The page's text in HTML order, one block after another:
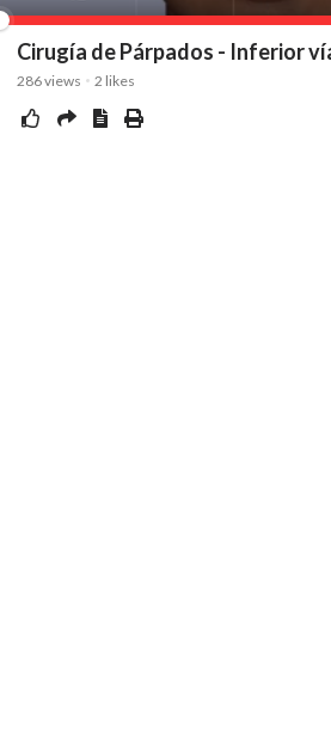
Cirugía de Párpados - Inferior
286views 2 likes